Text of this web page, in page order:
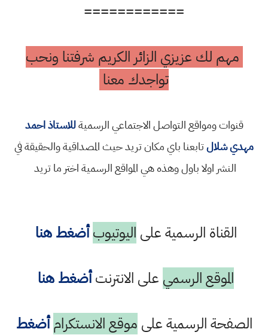
============
مهم لك عزيزي الزائر الكريم شرفتنا ونحب
تواجدك معنا
قنوات ومواقع التواصل الاجتماعي الرسميةللاستاذ احمد
مهدي شلالتابعنا باي مكان تريد حيث المصداقية والحقيقة في
النشر اولا باول وهذه هي المواقع الرسمية اختر ما تريد
القناة الرسمية على اليوتيوب أضغط هنا
الموقع الرسمي على الانترنتأضغط هنا
الصفحة الرسمية على موقع الانستكرام أضغط